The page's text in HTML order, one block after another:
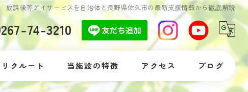
放課後等デイサービスを自治体と長野県佐久市の最新支援情報から徹底解説
74-3210
リクルート 当施設の特徴 アクセス ブログ